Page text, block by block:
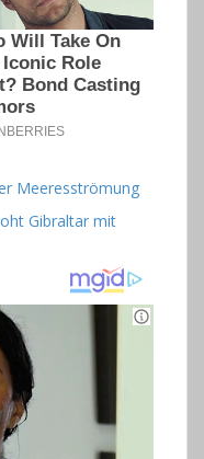
Meeresströmung
Gibraltar mit